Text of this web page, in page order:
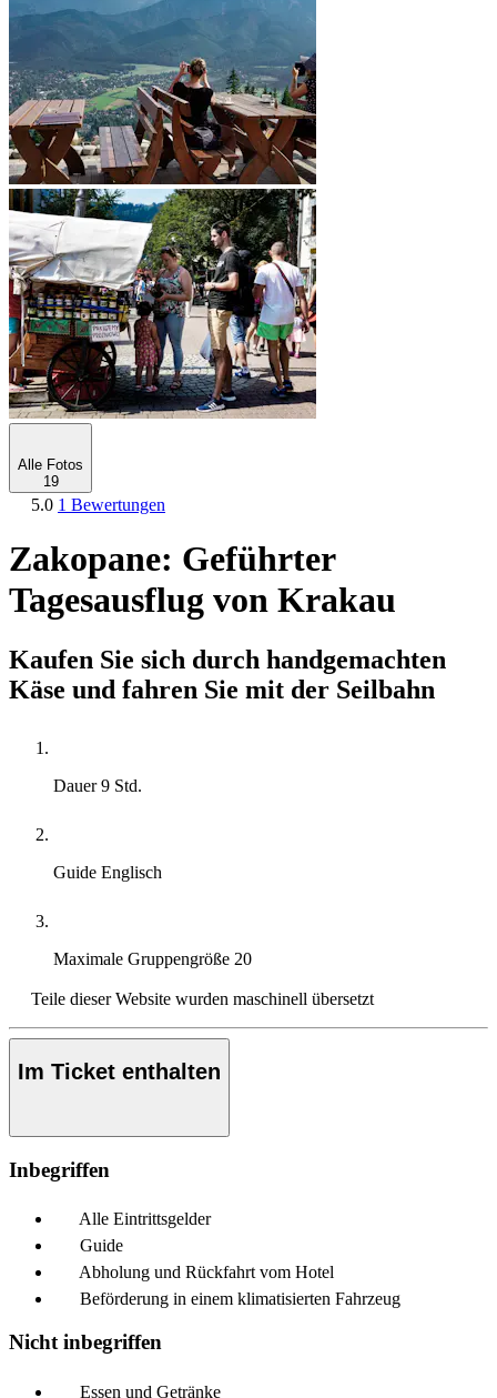
Alle Fotos
19
5.0 1 Bewertungen
Zakopane: Geführter
Tagesausflug von Krakau
Kaufen Sie sich durch handgemachten
Käse und fahren Sie mit der Seilbahn
Dauer9 Std.
Guide Englisch
Maximale Gruppengröße 20
Teile dieser Website wurden maschinell übersetzt
Im Ticket enthalten
Inbegriffen
Alle Eintrittsgelder
Guide
Abholung und Rückfahrt vom Hotel
Beförderung in einem klimatisierten Fahrzeug
Nicht inbegriffen
Essen und Getränke